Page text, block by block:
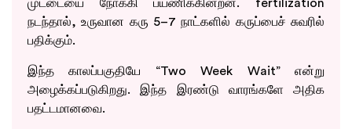
முட்டையை நோக்கி பயணிக்கின்றன. fertilization
நடந்தால், உருவான கரு 5–7 நாட்களில் கருப்பைச் சுவரில்
பதிக்கும்.
இந்த காலப்பகுதியே “Two Week Wait” என்று
அழைக்கப்படுகிறது. இந்த இரண்டு வாரங்களே அதிக
பதட்டமானவை.